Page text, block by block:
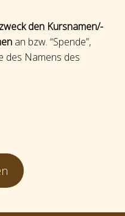
den Kursnamen/-
an bzw. “Spende”,
des Namens des